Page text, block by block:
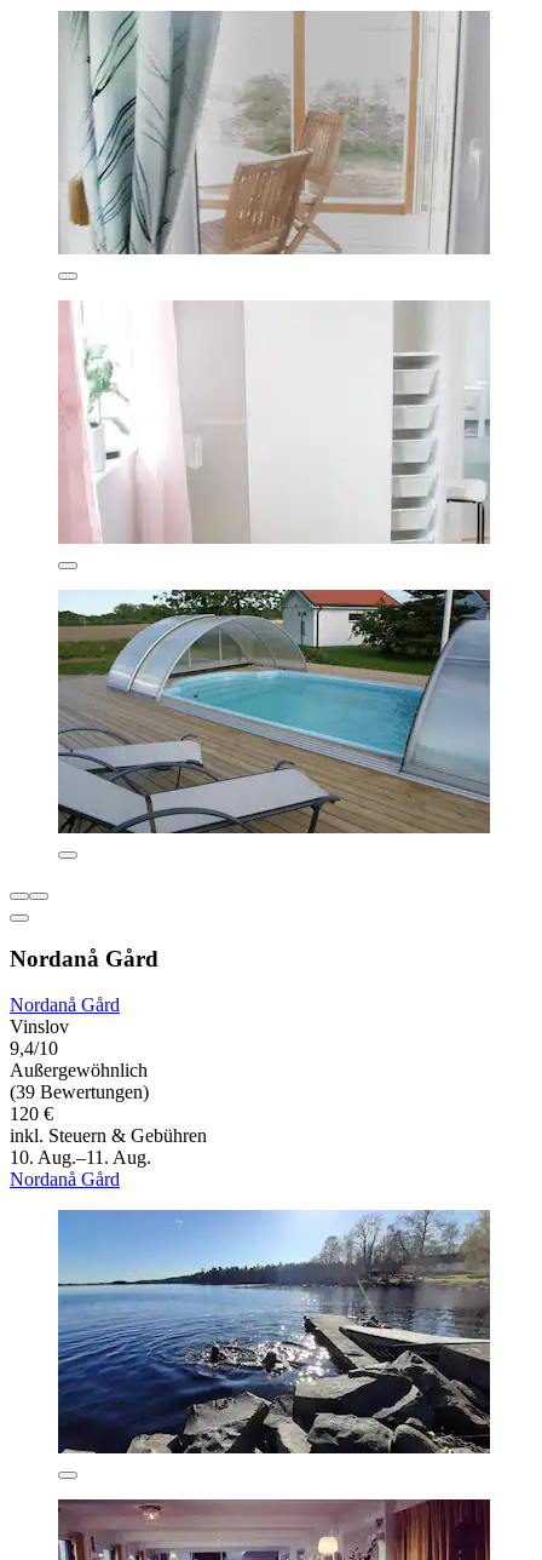
Nordanå Gård
Nordanå Gård
Vinslov
9,4/10
Außergewöhnlich
(39 Bewertungen)
120 €
inkl. Steuern & Gebühren
10. Aug.–11. Aug.
Nordanå Gård